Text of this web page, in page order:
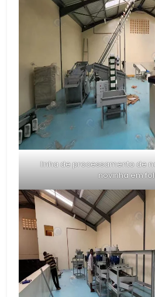
linha de processamento de
novinha em